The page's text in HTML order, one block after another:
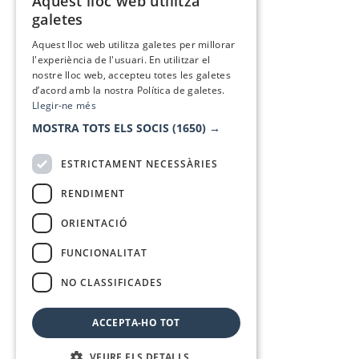
galetes
Aquest lloc web utilitza galetes per millorar
l'experiència de l'usuari. En utilitzar el
nostre lloc web, accepteu totes les galetes
d’acord amb la nostra Política de galetes.
Llegir-ne més
MOSTRA TOTS ELS SOCIS (1650) →
ESTRICTAMENT NECESSÀRIES
RENDIMENT
ORIENTACIÓ
FUNCIONALITAT
NO CLASSIFICADES
ACCEPTA-HO TOT